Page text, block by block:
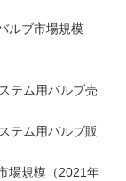
ルブ市場規模
テム用バルブ売
テム用バルブ販
場規模（2021年